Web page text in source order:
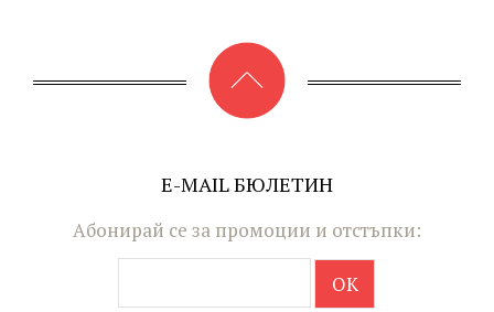
E-MAIL БЮЛЕТИН
Абонирай се за промоции и отстъпки: